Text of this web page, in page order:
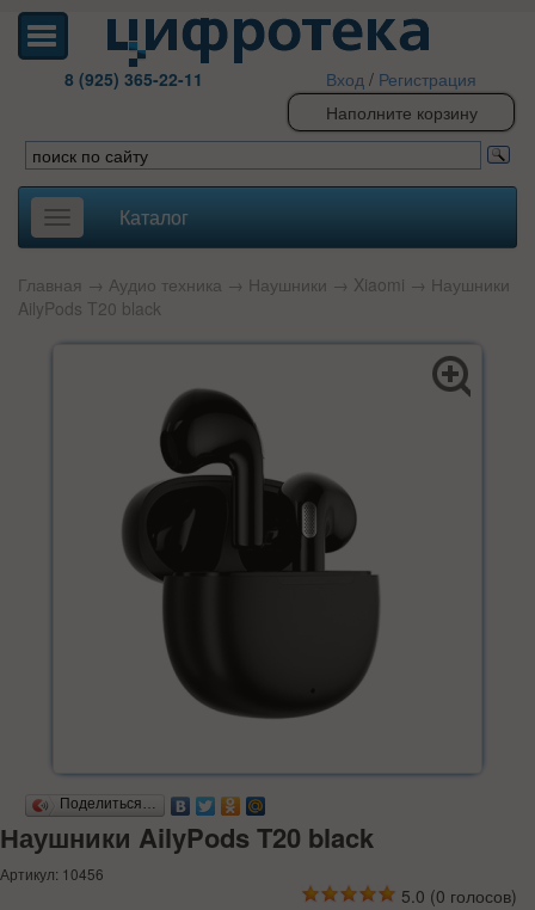
8 (925) 365-22-11 Вход / Регистрация
Наполните корзину
Toggle
navigation
Каталог
Главная → Аудио техника → Наушники → Xiaomi → Наушники
AilyPods T20 black
Поделиться…
Наушники AilyPods T20 black
Артикул: 10456
5.0 (0 голосов)